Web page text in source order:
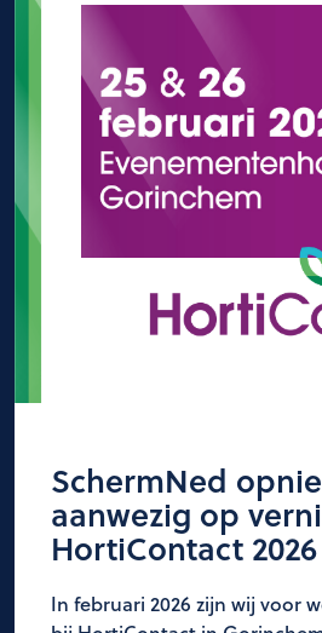
SchermNed
aanwezig op
HortiContact 2026
In februari 2026 zijn wij voor